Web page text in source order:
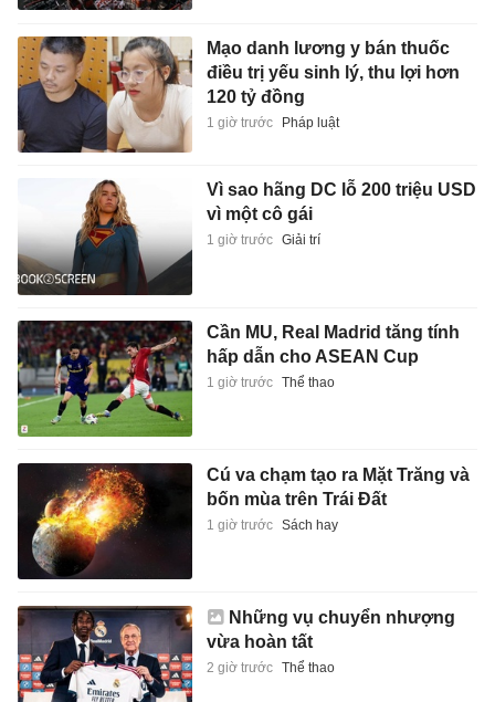
Mạo danh lương y bán thuốc
điều trị yếu sinh lý, thu lợi hơn
120 tỷ đồng
1 giờ trước Pháp luật
Vì sao hãng DC lỗ 200 triệu USD
vì một cô gái
1 giờ trước Giải trí
Cần MU, Real Madrid tăng tính
hấp dẫn cho ASEAN Cup
1 giờ trước Thể thao
Cú va chạm tạo ra Mặt Trăng và
bốn mùa trên Trái Đất
1 giờ trước Sách hay
Những vụ chuyển nhượng
vừa hoàn tất
2 giờ trước Thể thao